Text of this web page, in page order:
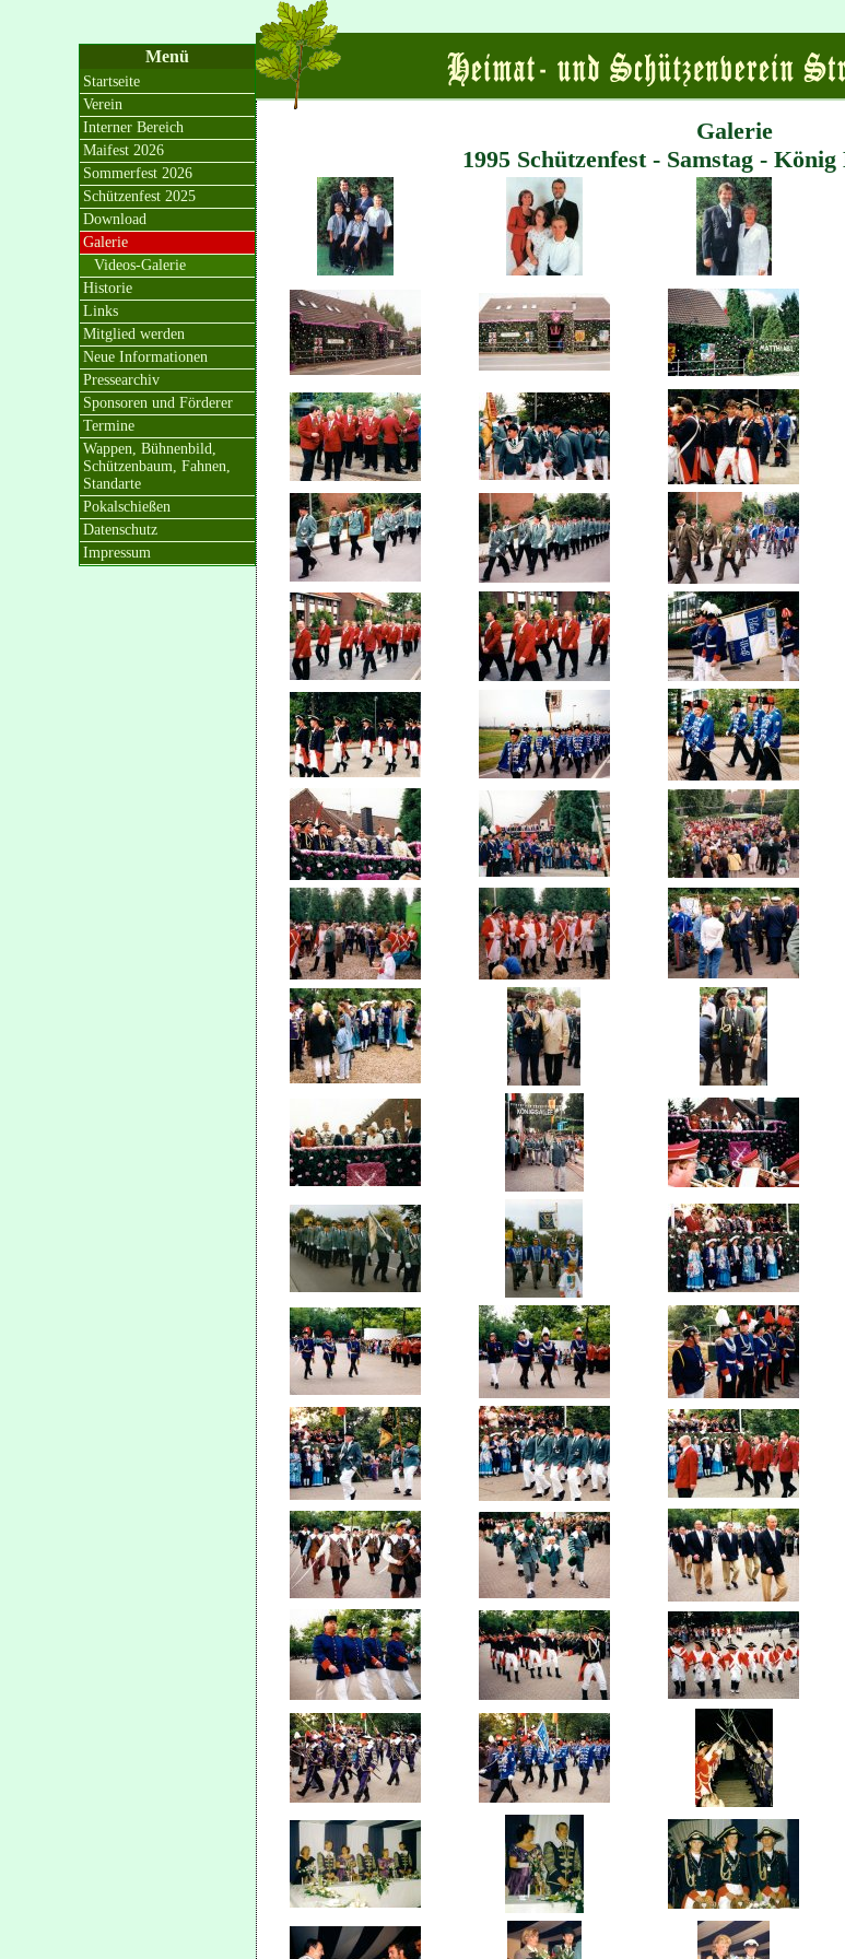
Galerie
1995 Schützenfest - Samstag -
Menü
Startseite
Verein
Interner Bereich
Maifest 2026
Sommerfest 2026
Schützenfest 2025
Download
Galerie
Videos-Galerie
Historie
Links
Mitglied werden
Neue Informationen
Pressearchiv
Sponsoren und Förderer
Termine
Wappen, Bühnenbild,
Schützenbaum, Fahnen,
Standarte
Pokalschießen
Datenschutz
Impressum